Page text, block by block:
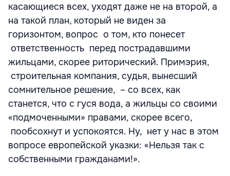
касающиеся всех, уходят даже не на второй, а
на такой план, который не виден за
горизонтом, вопрос о том, кто понесет
ответственность перед пострадавшими
жильцами, скорее риторический. Примэрия,
строительная компания, судья, вынесший
сомнительное решение, – со всех, как
станется, что с гуся вода, а жильцы со своими
«подмоченными» правами, скорее всего,
пообсохнут и успокоятся. Ну, нет у нас в этом
вопросе европейской указки: «Нельзя так с
собственными гражданами!».